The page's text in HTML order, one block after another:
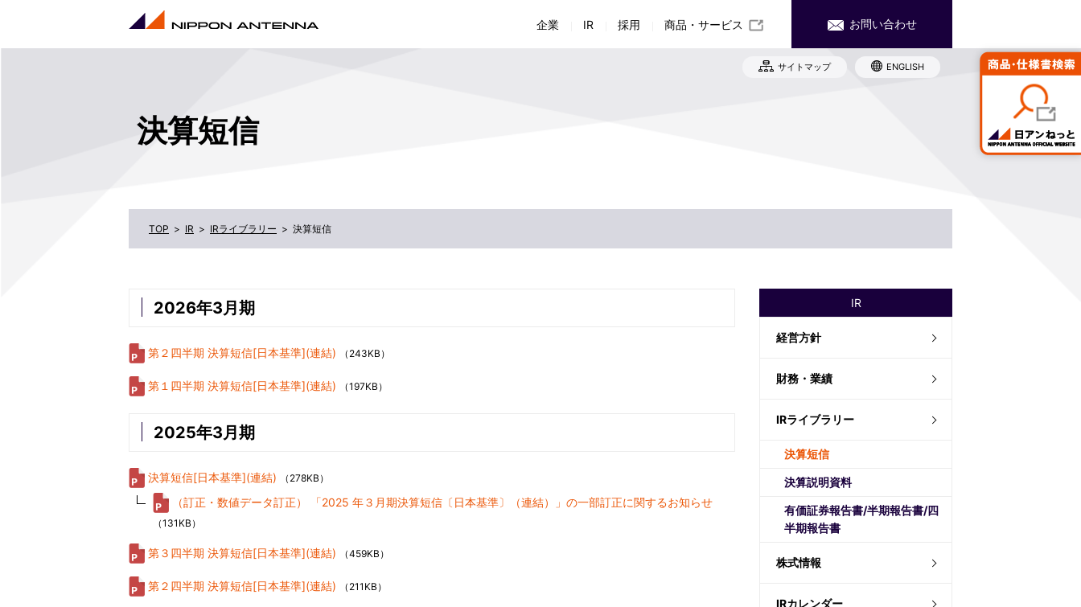
IR IRライブラリー 決算短信
IR
経営方針
財務・業績
IRライブラリー
決算短信
決算説明資料
有価証券報告書/半期報告書/四
半期報告書
株式情報
IRカレンダー
決算短信
2026年3月期
第２四半期 決算短信[日本基準](連結) （243KB）
第１四半期 決算短信[日本基準](連結) （197KB）
2025年3月期
決算短信[日本基準](連結) （278KB）
（訂正・数値データ訂正） 「2025 年３月期決算短信〔日本基準〕（連結）」の一部訂正に関するお知らせ
（131KB）
第３四半期 決算短信[日本基準](連結) （459KB）
第２四半期 決算短信[日本基準](連結) （211KB）
サイトマップ ENGLISH
CSR活動
企業 IR 採用 商品・サービス お問い合わせ